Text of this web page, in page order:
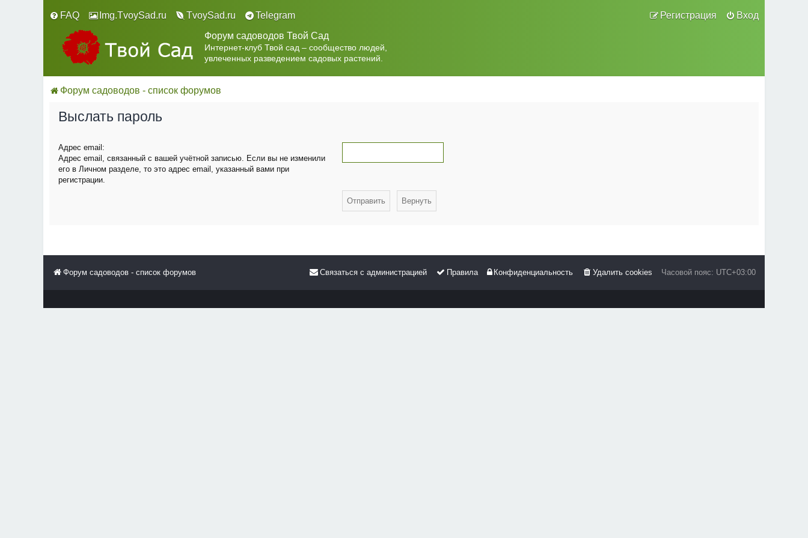
FAQ Вход
Регистрация
Img.TvoySad.ru TvoySad.ru
Telegram
Форум садоводов Твой Сад
Интернет-клуб Твой сад – сообщество людей,
увлеченных разведением садовых растений.
Форум садоводов - список форумов
Выслать пароль
Адрес email:
Адрес email, связанный с вашей учётной записью. Если вы не изменили
его в Личном разделе, то это адрес email, указанный вами при
регистрации.
Форум садоводов - список форумов Часовой пояс: UTC+03:00
Удалить cookies
Конфиденциальность
Правила
Связаться с администрацией